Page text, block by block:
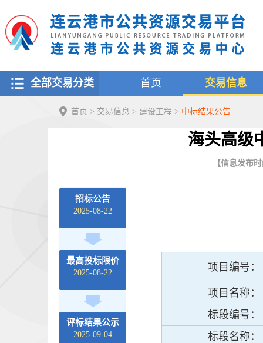
全部交易分类 首页 交易信息
首页 > 交易信息 > 建设工程 > 中标结果公告
海头高级
【信息发布
招标公告
2025-08-22
最高投标限价
2025-08-22
评标结果公示
2025-09-04
项目编号：
项目名称：
标段编号：
标段名称：